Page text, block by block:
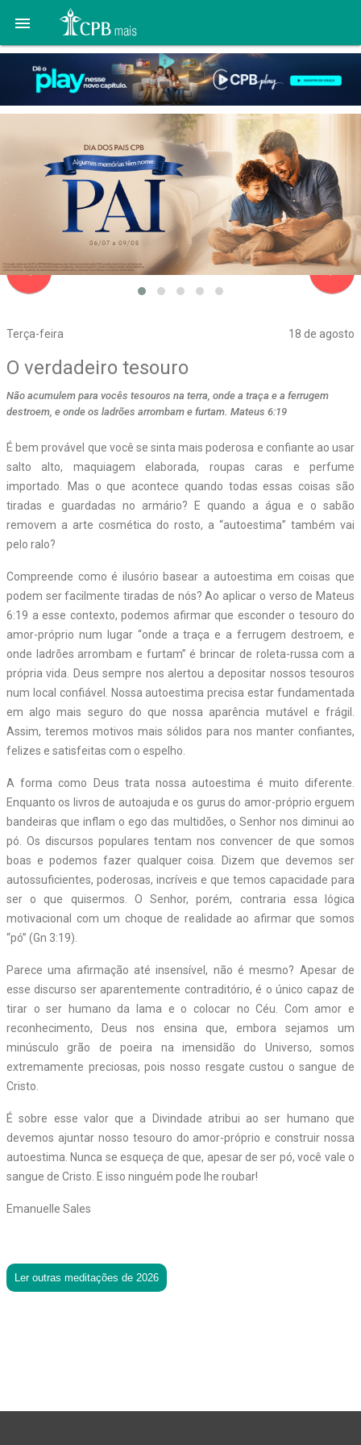

Terça-feira 18 de agosto
navigate_before
O verdadeiro tesouro
Não acumulem para vocês tesouros na terra, onde a traça e a ferrugem
destroem, e onde os ladrões arrombam e furtam. Mateus 6:19
Ébem provável que você se sinta mais poderosa e confiante ao usar
salto alto, maquiagem elaborada, roupas caras e perfume
importado. Mas o que acontece quando todas essas coisas são
tiradas e guardadas no armário? E quando a água e o sabão
removem a arte cosmética do rosto, a “autoestima” também vai
pelo ralo?
Compreende como é ilusório basear a autoestima em coisas que
podem ser facilmente tiradas de nós? Ao aplicar o verso de Mateus
6:19 a esse contexto, podemos afirmar que esconder o tesouro do
amor-próprio num lugar “onde a traça e a ferrugem destroem, e
onde ladrões arrombam e furtam” é brincar de roleta-russa com a
própria vida. Deus sempre nos alertou a depositar nossos tesouros
num local confiável. Nossa autoestima precisa estar fundamentada
em algo mais seguro do quenossa aparência mutável e frágil.
Assim, teremos motivos mais sólidos para nos manter confiantes,
felizes e satisfeitas com o espelho.
A forma como Deus trata nossa autoestima é muito diferente.
Enquanto os livros de autoajuda e os gurus do amor-próprio erguem
bandeiras que inflam o ego das multidões, o Senhor nos diminui ao
pó. Os discursos populares tentam nos convencer de que somos
boas e podemos fazer qualquer coisa. Dizem que devemos ser
autossuficientes, poderosas, incríveis e que temos capacidade para
ser o que quisermos. O Senhor, porém, contraria essa lógica
motivacional com um choque de realidade ao afirmar que somos
“pó” (Gn 3:19).
Parece uma afirmação até insensível, não é mesmo? Apesar de
esse discurso ser aparentemente contraditório, é o único capaz de
tirar o ser humano da lama e o colocar no Céu. Com amor e
reconhecimento, Deus nos ensina que, embora sejamos um
minúsculo grão de poeira na imensidão do Universo, somos
extremamente preciosas, pois nosso resgate custou o sangue de
Cristo.
É sobre esse valor que a Divindade atribui ao ser humano que
devemos ajuntar nosso tesouro do amor-próprio e construir nossa
autoestima. Nunca se esqueça de que, apesar de ser pó, você vale o
sangue de Cristo. E isso ninguém pode lhe roubar!
Emanuelle Sales
Ler outras meditações de 2026
navigate_next